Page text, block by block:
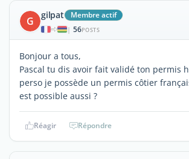
G gilpat Membre actif
| 56POSTS
Bonjour a tous,
Pascal tu dis avoir fait validé ton permis
perso je possède un permis côtier
est possible aussi ?
Réagir Répondre